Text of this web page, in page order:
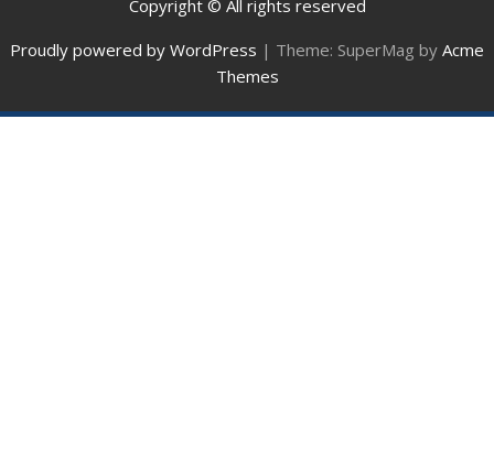
Copyright © All rights reserved
Proudly powered by WordPress | Theme: SuperMag by Acme
Themes